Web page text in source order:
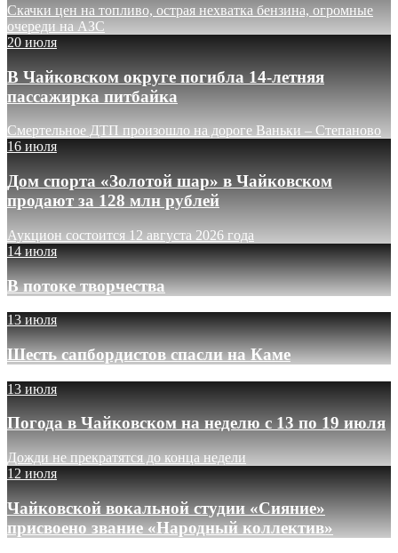
Скачки цен на топливо, острая нехватка бензина, огромные
очереди на АЗС
20 июля
В Чайковском округе погибла 14-летняя
пассажирка питбайка
Смертельное ДТП произошло на дороге Ваньки – Степаново
16 июля
Дом спорта «Золотой шар» в Чайковском
продают за 128 млн рублей
Аукцион состоится 12 августа 2026 года
14 июля
В потоке творчества
13 июля
Шесть сапбордистов спасли на Каме
13 июля
Погода в Чайковском на неделю с 13 по 19 июля
Дожди не прекратятся до конца недели
12 июля
Чайковской вокальной студии «Сияние»
присвоено звание «Народный коллектив»